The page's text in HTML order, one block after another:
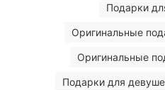
Подарки
Оригинальные
Оригинальные
Подарки для